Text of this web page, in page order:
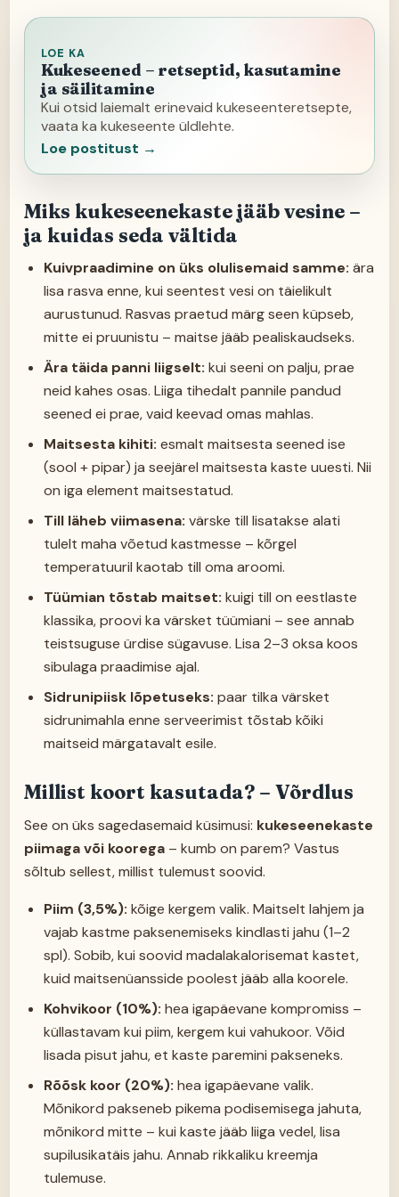
LOE KA
Kukeseened – retseptid, kasutamine
ja säilitamine
Kui otsid laiemalt erinevaid kukeseenteretsepte,
vaata ka kukeseente üldlehte.
Loe postitust →
Miks kukeseenekaste jääb vesine –
ja kuidas seda vältida
Kuivpraadimine on üks olulisemaid samme: ära
lisa rasva enne, kui seentest vesi on täielikult
aurustunud. Rasvas praetud märg seen küpseb,
mitte ei pruunistu – maitse jääb pealiskaudseks.
Ära täida panni liigselt: kui seeni on palju, prae
neid kahes osas. Liiga tihedalt pannile pandud
seened ei prae, vaid keevad omas mahlas.
Maitsesta kihiti: esmalt maitsesta seened ise
(sool + pipar) ja seejärel maitsesta kaste uuesti. Nii
on iga element maitsestatud.
Till läheb viimasena: värske till lisatakse alati
tulelt maha võetud kastmesse – kõrgel
temperatuuril kaotab till oma aroomi.
Tüümian tõstab maitset: kuigi till on eestlaste
klassika, proovi ka värsket tüümiani – see annab
teistsuguse ürdise sügavuse. Lisa 2–3 oksa koos
sibulaga praadimise ajal.
Sidrunipiisk lõpetuseks: paar tilka värsket
sidrunimahla enne serveerimist tõstab kõiki
maitseid märgatavalt esile.
Millist koort kasutada? – Võrdlus
See on üks sagedasemaid küsimusi: kukeseenekaste
piimaga või koorega – kumb on parem? Vastus
sõltub sellest, millist tulemust soovid.
Piim (3,5%): kõige kergem valik. Maitselt lahjem ja
vajab kastme paksenemiseks kindlasti jahu (1–2
spl). Sobib, kui soovid madalakalorisemat kastet,
kuid maitsenüansside poolest jääb alla koorele.
Kohvikoor (10%): hea igapäevane kompromiss –
küllastavam kui piim, kergem kui vahukoor. Võid
lisada pisut jahu, et kaste paremini pakseneks.
Rõõsk koor (20%): hea igapäevane valik.
Mõnikord pakseneb pikema podisemisega jahuta,
mõnikord mitte – kui kaste jääb liiga vedel, lisa
supilusikatäis jahu. Annab rikkaliku kreemja
tulemuse.